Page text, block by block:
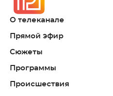
О телеканале
Прямой эфир
Сюжеты
Программы
Происшествия